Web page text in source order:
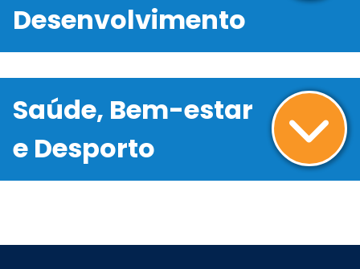
Desenvolvimento
Saúde, Bem-estar
e Desporto